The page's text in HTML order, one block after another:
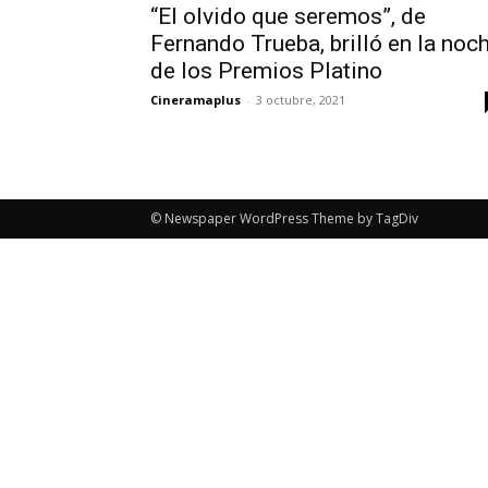
“El olvido que seremos”, de
Fernando Trueba, brilló en la
de los Premios Platino
Cineramaplus - 3 octubre, 2021
© Newspaper WordPress Theme by TagDiv